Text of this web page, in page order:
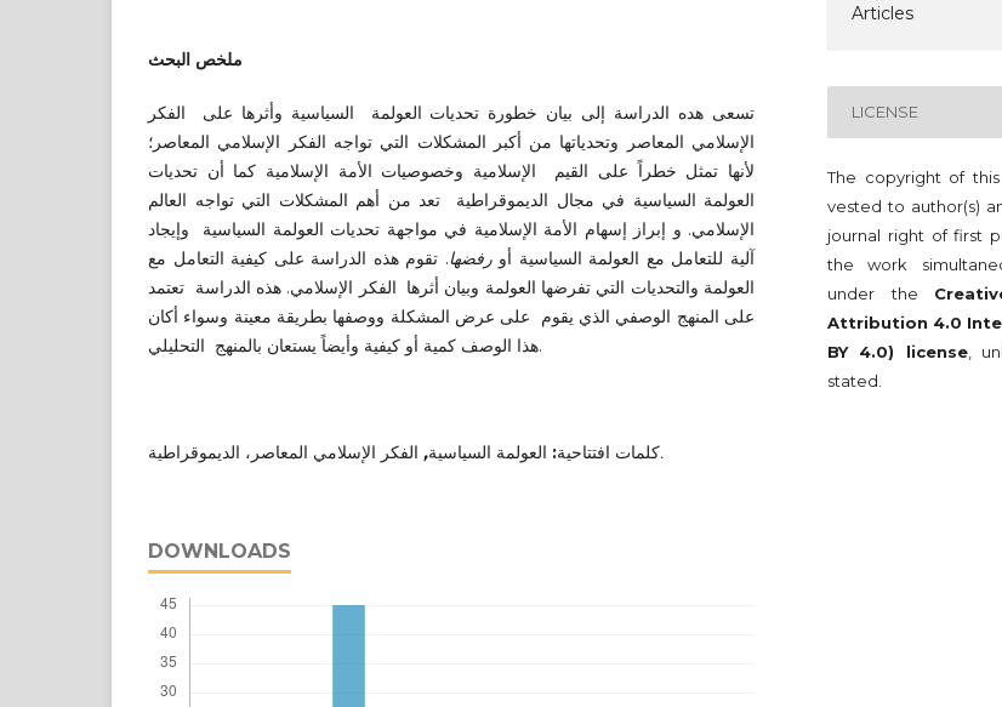
ملخص البحث
تسعى هده الدراسة إلى بيان خطورة تحديات العولمة السياسية وأثرها على الفكر
الإسلامي المعاصر وتحدياتها من أكبر المشكلات التي تواجه الفكر الإسلامي المعاصر؛
لأنها تمثل خطراً على القيم الإسلامية وخصوصيات الأمة الإسلامية كما أن تحديات
العولمة السياسية في مجال الديموقراطية تعد من أهم المشكلات التي تواجه العالم
الإسلامي. و إبراز إسهام الأمة الإسلامية في مواجهة تحديات العولمة السياسية
وإيجاد
آلية للتعامل مع العولمة السياسية أورفضها. تقوم هذه الدراسة على كيفية التعامل مع
العولمة والتحديات التي تفرضها العولمة وبيان أثرها الفكر الإسلامي. هذه الدراسة تعتمد
على المنهج الوصفي الذي يقوم
على عرض المشكلة ووصفها بطريقة معينة وسواء أكان
هذا الوصف كمية أو كيفية وأيضاً يستعان بالمنهجالتحليلي.
كلمات افتتاحية: العولمة السياسية, الفكر الإسلامي المعاصر، الديموقراطية .
DOWNLOADS
Articles
LICENSE
The copyright of
vested to author(s)
journal right of first
the work
under the
Attribution 4.0
BY 4.0) license,
stated.